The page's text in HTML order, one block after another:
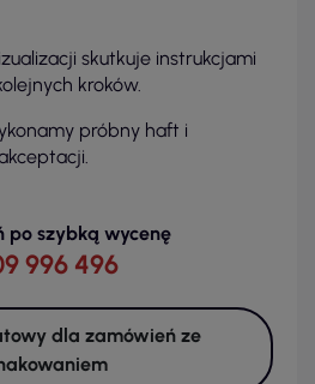
skutkuje instrukcjami
kroków.
próbny haft i
po szybką wycenę
996 496
dla zamówień ze